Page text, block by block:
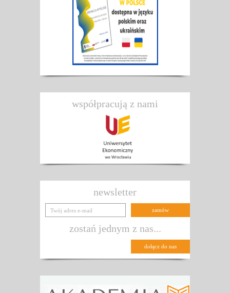
współpracują z nami
newsletter
zostań jednym z nas...